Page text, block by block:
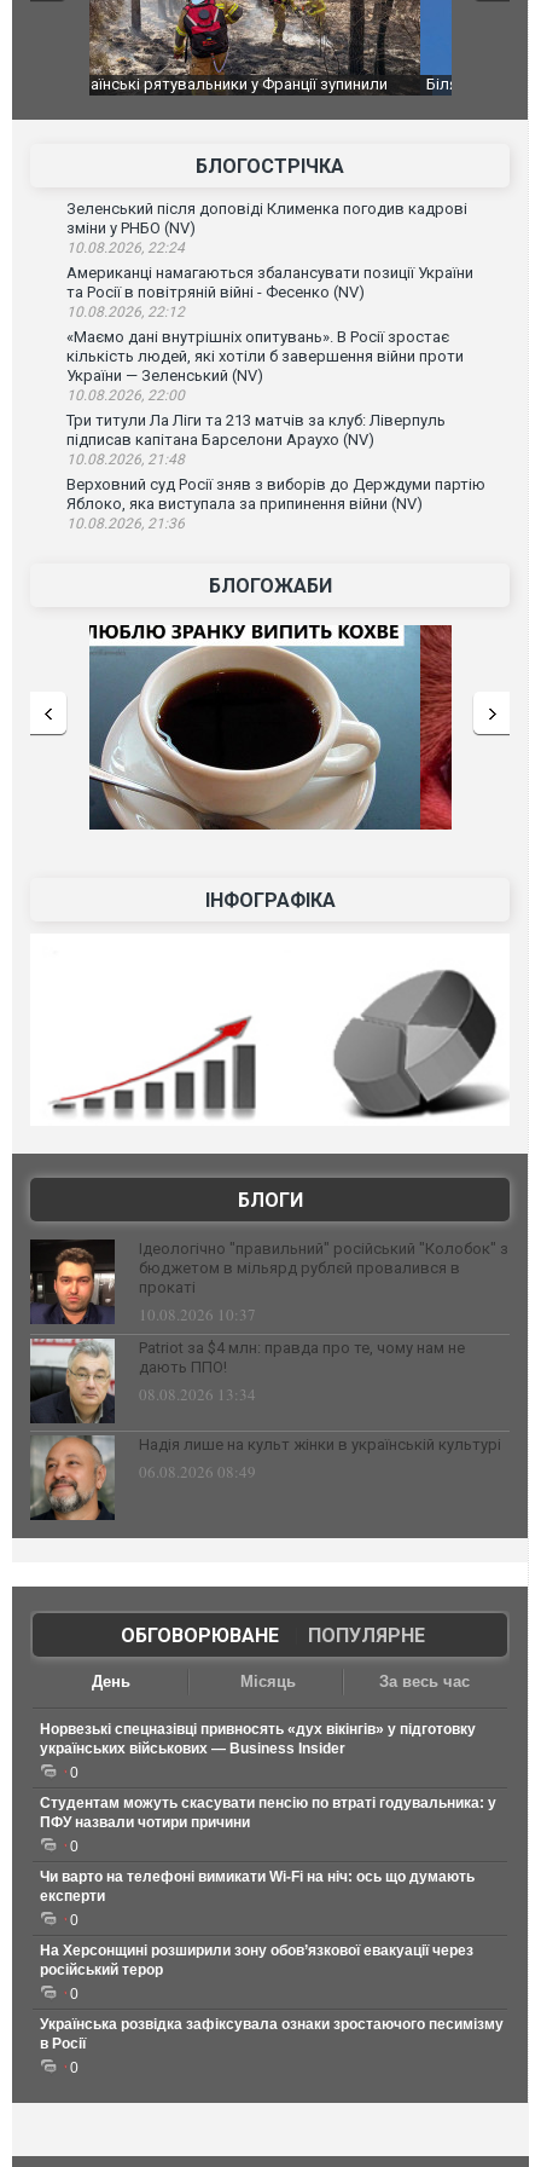
Біля гольф-клубу Трампа перехопили три літаки.
Дві
ГУР із
БЛОГОСТРІЧКА
Зеленський після доповіді Клименка погодив кадрові
зміни у РНБО (NV)
10.08.2026, 22:24
Американці намагаються збалансувати позиції України
та Росії в повітряній війні - Фесенко (NV)
10.08.2026, 22:12
«Маємо дані внутрішніх опитувань». В Росії зростає
кількість людей, які хотіли б завершення війни проти
України — Зеленський (NV)
10.08.2026, 22:00
Три титули Ла Ліги та 213 матчів за клуб: Ліверпуль
підписав капітана Барселони Араухо (NV)
10.08.2026, 21:48
Верховний суд Росії зняв з виборів до Держдуми партію
Яблоко, яка виступала за припинення війни (NV)
10.08.2026, 21:36
БЛОГОЖАБИ
ІНФОГРАФІКА
БЛОГИ
Ідеологічно "правильний" російський "Колобок" з
бюджетом в мільярд рублєй провалився в
прокаті
10.08.2026 10:37
Patriot за $4 млн: правда про те, чому нам не
дають ППО!
08.08.2026 13:34
Надія лише на культ жінки в українській культурі
06.08.2026 08:49
ОБГОВОРЮВАНЕ| ПОПУЛЯРНЕ
День Місяць За весь час
Норвезькі спецназівці привносять «дух вікінгів» у підготовку
українських військових — Business Insider
0
Студентам можуть скасувати пенсію по втраті годувальника: у
ПФУ назвали чотири причини
0
Чи варто на телефонi вимикати Wi-Fi на ніч: ось що думають
експерти
0
На Херсонщині розширили зону обов’язкової евакуації через
російський терор
0
Українська розвідка зафіксувала ознаки зростаючого песимізму
в Росії
0